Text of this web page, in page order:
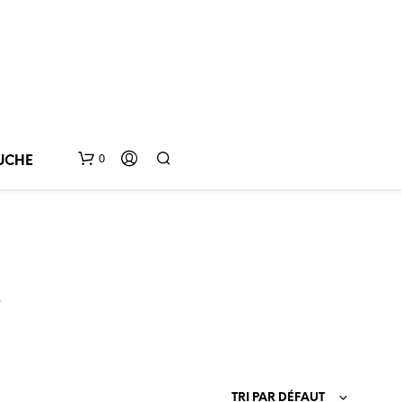
0
TRI PAR DÉFAUT